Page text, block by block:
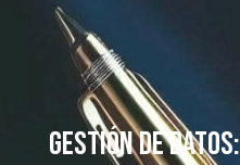
Gestión de datos: